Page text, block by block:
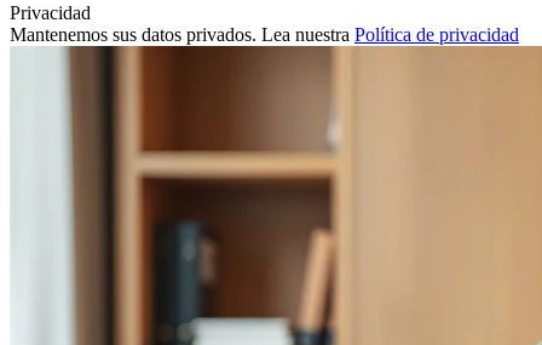
Privacidad
Mantenemos sus datos privados. Lea nuestra Política de privacidad